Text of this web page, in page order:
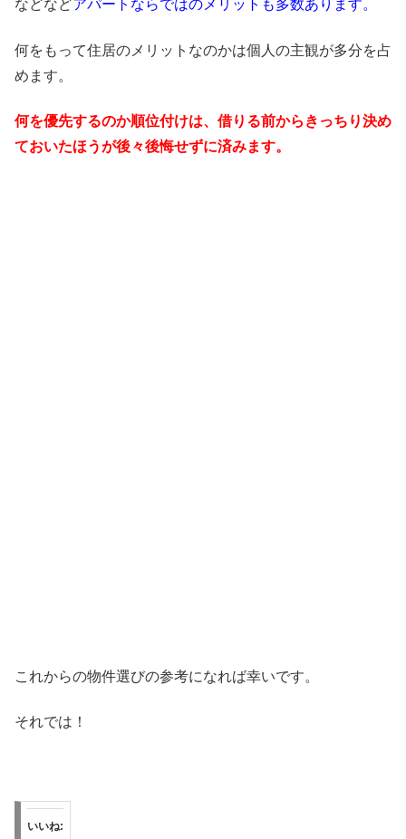
などなどアパートならではの メリットも多数あります。
何をもって住居のメリットなのかは個人の主観が多分を占
めます。
何を優先するのか順位付けは、 借りる前からきっちり決め
ておいたほうが後々後悔せずに済みます。
これからの物件選びの参考になれば幸いです。
それでは！
いいね: